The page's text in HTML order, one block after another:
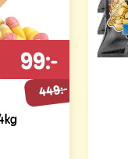
449:-
99:-